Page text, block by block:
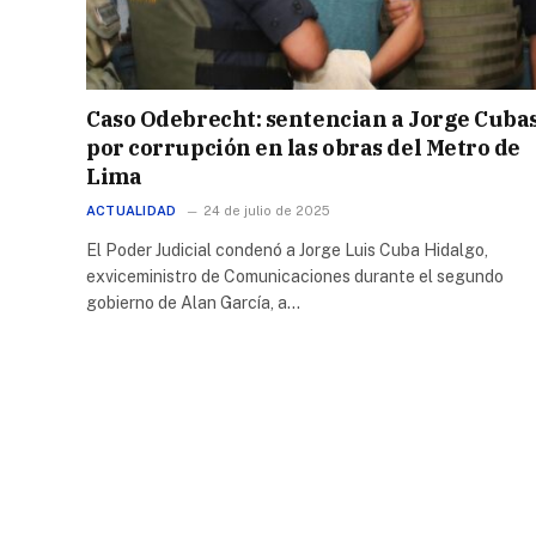
Caso Odebrecht: sentencian a Jorge
por corrupción en las obras del Metro de
Lima
ACTUALIDAD 24 de julio de 2025
El Poder Judicial condenó a Jorge Luis Cuba Hidalgo,
exviceministro de Comunicaciones durante el segundo
gobierno de Alan García, a…